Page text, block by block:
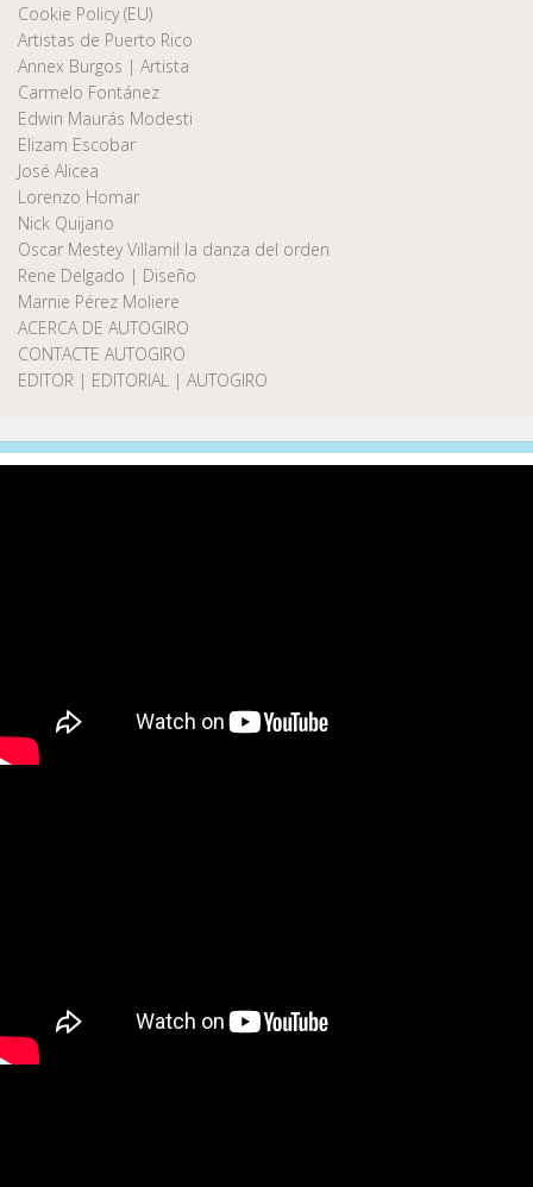
Cookie Policy (EU)
Artistas de Puerto Rico
Annex Burgos | Artista
Carmelo Fontánez
Edwin Maurás Modesti
Elizam Escobar
José Alicea
Lorenzo Homar
Nick Quijano
Oscar Mestey Villamil la danza del orden
Rene Delgado | Diseño
Marnie Pérez Moliere
ACERCA DE AUTOGIRO
CONTACTE AUTOGIRO
EDITOR | EDITORIAL | AUTOGIRO